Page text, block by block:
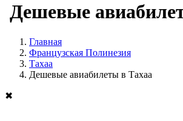
Дешевые
Главная
Французская Полинезия
Тахаа
Дешевые авиабилеты в Тахаа
✖